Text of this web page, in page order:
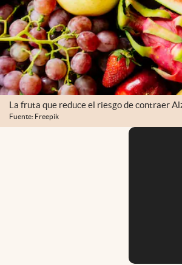
La fruta que reduce el riesgo de contraer
Fuente: Freepik